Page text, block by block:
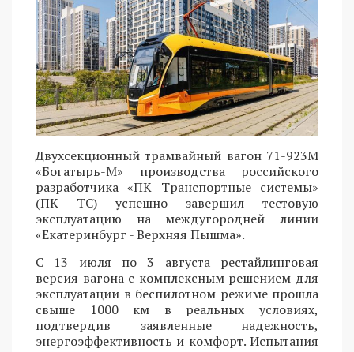
Двухсекционный трамвайный вагон 71-923М
«Богатырь-М» производства российского
разработчика «ПК Транспортные системы»
(ПК ТС) успешно завершил тестовую
эксплуатацию на междугородней линии
«Екатеринбург - Верхняя Пышма».
С 13 июля по 3 августа рестайлинговая
версия вагона с комплексным решением для
эксплуатации в беспилотном режиме прошла
свыше 1000 км в реальных условиях,
подтвердив заявленные надежность,
энергоэффективность и комфорт. Испытания